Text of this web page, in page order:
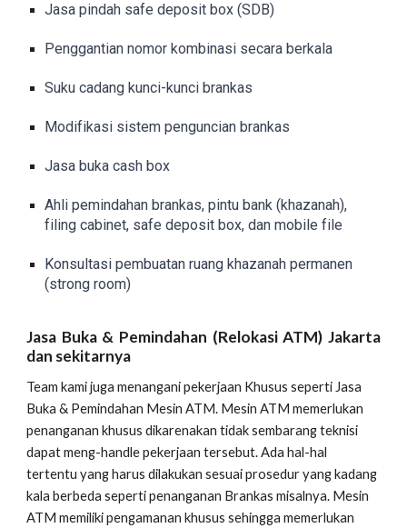
Jasa pindah safe deposit box (SDB)
Penggantian nomor kombinasi secara berkala
Suku cadang kunci-kunci brankas
Modifikasi sistem penguncian brankas
Jasa buka cash box
Ahli pemindahan brankas, pintu bank (khazanah),
filing cabinet, safe deposit box, dan mobile file
Konsultasi pembuatan ruang khazanah permanen
(strong room)
Jasa Buka & Pemindahan (Relokasi ATM) Jakarta
dan sekitarnya
Team kami juga menangani pekerjaan Khusus seperti Jasa
Buka & Pemindahan Mesin ATM. Mesin ATM memerlukan
penanganan khusus dikarenakan tidak sembarang teknisi
dapat meng-handle pekerjaan tersebut. Ada hal-hal
tertentu yang harus dilakukan sesuai prosedur yang kadang
kala berbeda seperti penanganan Brankas misalnya. Mesin
ATM memiliki pengamanan khusus sehingga memerlukan